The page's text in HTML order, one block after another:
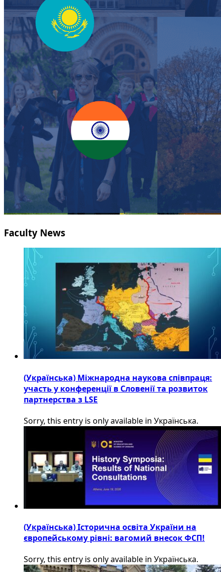
Faculty News
(Українська) Міжнародна наукова співпраця:
участь у конференції в Словенії та розвиток
партнерства з LSE
Sorry, this entry is only available in Українська.
(Українська) Історична освіта України на
європейському рівні: вагомий внесок ФСП!
Sorry, this entry is only available in Українська.